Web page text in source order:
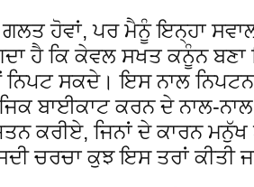
ਹੋਵਾਂ, ਪਰ ਮੈਨੂੰ ਇਨ੍ਹਾ
ਹੈ ਕਿ ਕੇਵਲ ਸਖਤ ਕਨੂੰਨ ਬਣਾ
ਨਿਪਟ ਸਕਦੇ। ਇਸ ਨਾਲ
ਬਾਈਕਾਟ ਕਰਨ ਦੇ ਨਾਲ-
ਕਰੀਏ, ਜਿਨਾਂ ਦੇ ਕਾਰਨ
ਚਰਚਾ ਕੁਝ ਇਸ ਤਰਾਂ ਕੀਤੀ